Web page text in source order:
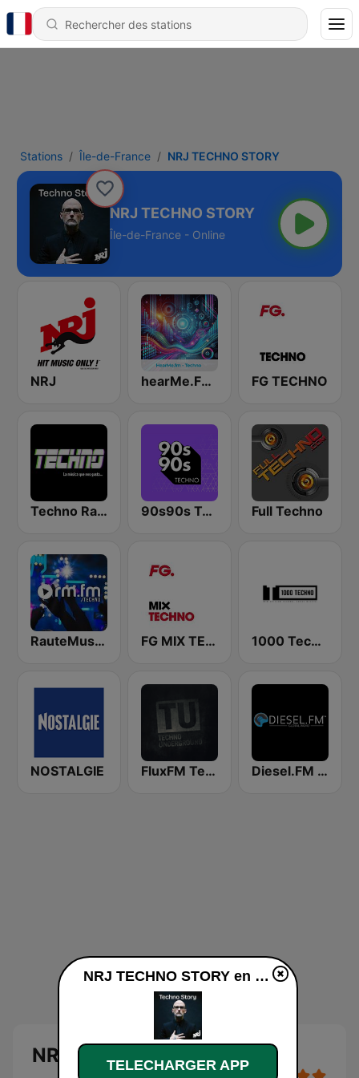
Stations Île-de-France NRJ TECHNO STORY
NRJ TECHNO STORY
Île-de-France - Online
NRJ hearMe.FM Techno FG TECHNO
Techno Radio 90s90s Techno Full Techno
RauteMusik - TECHNO FG MIX TECHNO 1000 Techno
NOSTALGIE FluxFM Techno Underground Diesel.FM TECHNO
NRJ TECHNO STORY
NRJ TECHNO STORY en ligne
TELECHARGER APP